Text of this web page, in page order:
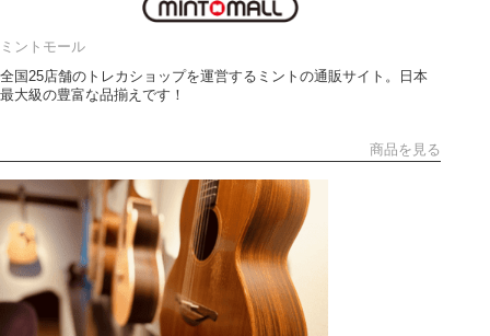
ミントモール
全国25店舗のトレカショップを運営するミントの通販サイト。日本
最大級の豊富な品揃えです！
商品を見る